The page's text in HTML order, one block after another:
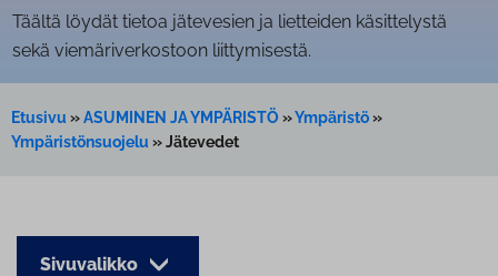
Täältä löydät tietoa jätevesien ja lietteiden käsittelystä
sekä viemäriverkostoon liittymisestä.
Etusivu »ASUMINEN JA YMPÄRISTÖ »Ympäristö»
Ympäristönsuojelu »Jätevedet
Sivuvalikko